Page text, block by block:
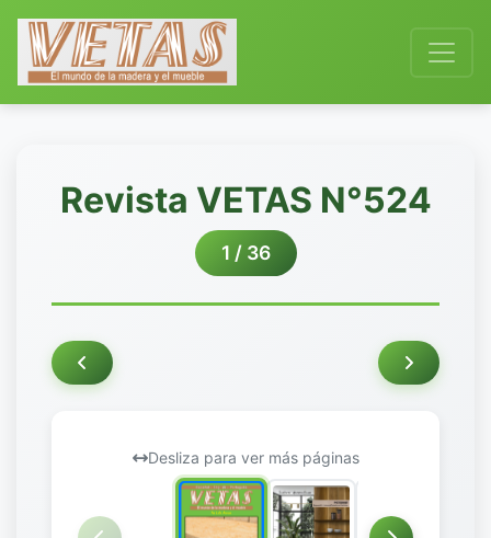
Revista VETAS N°524
1 / 36
Desliza para ver más páginas